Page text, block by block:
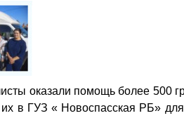
оказали помощь более 500
в ГУЗ « Новоспасская РБ»